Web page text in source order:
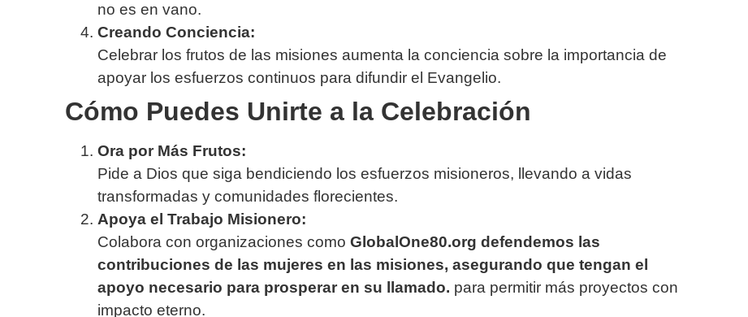
no es en vano.
Creando Conciencia:
Celebrar los frutos de las misiones aumenta la conciencia sobre la importancia de
apoyar los esfuerzos continuos para difundir el Evangelio.
Cómo Puedes Unirte a la Celebración
Ora por Más Frutos:
Pide a Dios que siga bendiciendo los esfuerzos misioneros, llevando a vidas
transformadas y comunidades florecientes.
Apoya el Trabajo Misionero:
Colabora con organizaciones como GlobalOne80.org defendemos las
contribuciones de las mujeres en las misiones, asegurando que tengan el
apoyo necesario para prosperar en su llamado. para permitir más proyectos con
impacto eterno.